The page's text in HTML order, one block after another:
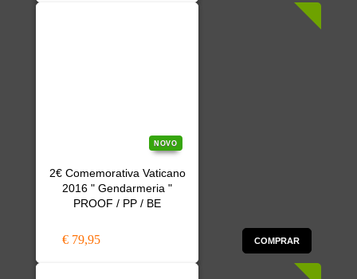
NOVO
2€ Comemorativa Vaticano
2016 " Gendarmeria "
PROOF / PP / BE
€ 79,95 COMPRAR